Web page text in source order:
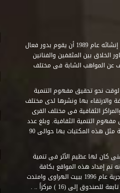
استطاع صندوق التنمية الثقافية على مدى خمسة وثلاثون عاماً منذ إنشائه عام 1989 أن يقوم بدور فعال
الخلاق بين المثقفين والفنانين
عن المواهب الشابة فى مختلف
نحو تحقيق مفهوم التنمية
والارتقاء بها ونشرها لدى مختلف
الثقافية فى مختلف القرى
التنمية الثقافية. وبلغ عدد
المكتبات التى أنشأها الصندوق فى أماكن لم يكن من المتصور إقامة مثل هذه المكتبات بها حوالى 90
كان لها عظيم الأثر فى تنمية
تم إمداد هذه المواقع بكافة
المتطلبات التى تكفل لها أداء دورها الثقافى والفنى. وقد بدأت التجربة عام 1996 ببيت الهراوى وامتدت
إلى (16 ) مركزاً .. .